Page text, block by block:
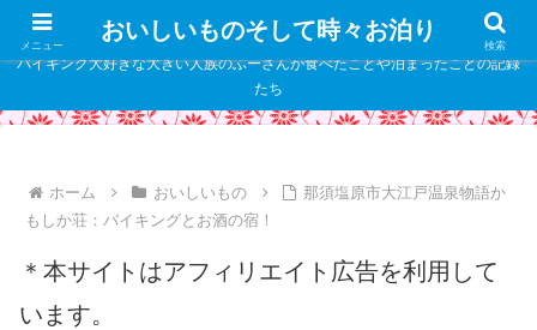
" />
バイキング大好きな大きい人族のふーさんが食べたことや泊まったことの記録
たち
ホーム おいしいもの
那須塩原市大江戸温泉物語か
もしか荘：バイキングとお酒の宿！
＊本サイトはアフィリエイト広告を利用して
います。
メニュー
おいしいものそして時々お泊り
検索